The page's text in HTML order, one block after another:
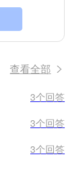
查看全部
3个回答
3个回答
3个回答